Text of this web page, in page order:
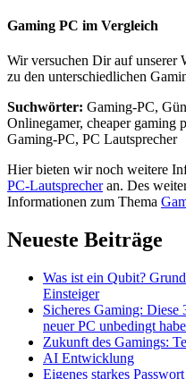
Gaming PC im Vergleich
Wir versuchen Dir auf unserer
zu den unterschiedlichen
Suchwörter: Gaming-PC,
Onlinegamer, cheaper gaming
Gaming-PC, PC Lautsprecher
Hier bieten wir noch weitere
PC-Lautsprecheran. Des
Informationen zum Thema
Neueste Beiträge
Was ist ein Qubit?
Einsteiger
Sicheres Gaming: Diese
neuer PC unbedingt
Zukunft des Gamings:
AI Entwicklung
Eigenes starkes